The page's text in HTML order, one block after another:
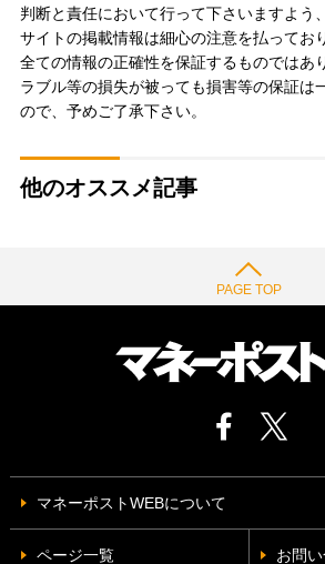
判断と責任において行って下さいますよう
サイトの掲載情報は細心の注意を払ってお
全ての情報の正確性を保証するものではあ
ラブル等の損失が被っても損害等の保証は
ので、予めご了承下さい。
他のオススメ記事
PAGE TOP
マネーポストWEBについて
ページ一覧 お問